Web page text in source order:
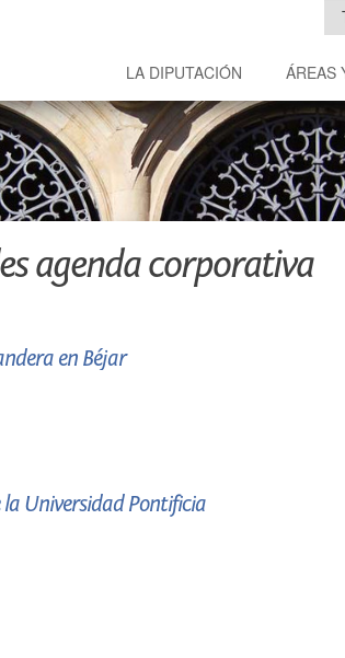
LA DIPUTACIÓN ÁREAS
agenda corporativa
en Béjar
Universidad Pontificia